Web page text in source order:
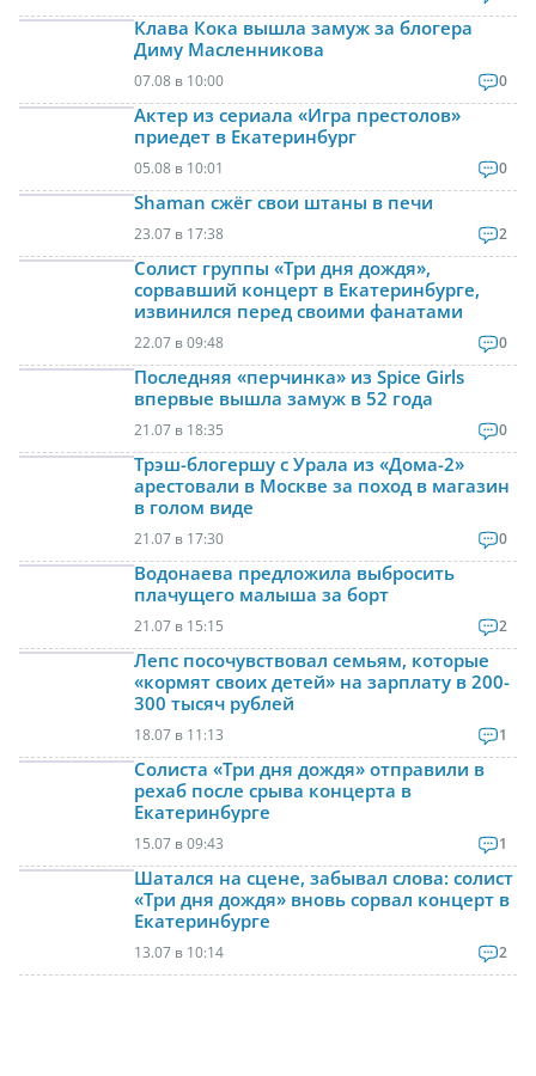
Клава Кока вышла замуж за блогера
Диму Масленникова
07.08 в 10:00 0
Актер из сериала «Игра престолов»
приедет в Екатеринбург
05.08 в 10:01 0
Shaman сжёг свои штаны в печи
23.07 в 17:38 2
Солист группы «Три дня дождя»,
сорвавший концерт в Екатеринбурге,
извинился перед своими фанатами
22.07 в 09:48 0
Последняя «перчинка» из Spice Girls
впервые вышла замуж в 52 года
21.07 в 18:35 0
Трэш-блогершу с Урала из «Дома-2»
арестовали в Москве за поход в магазин
в голом виде
21.07 в 17:30 0
Водонаева предложила выбросить
плачущего малыша за борт
21.07 в 15:15 2
Лепс посочувствовал семьям, которые
«кормят своих детей» на зарплату в 200-
300 тысяч рублей
18.07 в 11:13 1
Солиста «Три дня дождя» отправили в
рехаб после срыва концерта в
Екатеринбурге
15.07 в 09:43 1
Шатался на сцене, забывал слова: солист
«Три дня дождя» вновь сорвал концерт в
Екатеринбурге
13.07 в 10:14 2